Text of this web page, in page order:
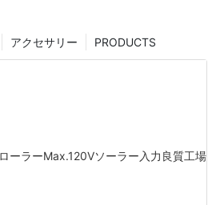
PRODUCTS
アクセサリー